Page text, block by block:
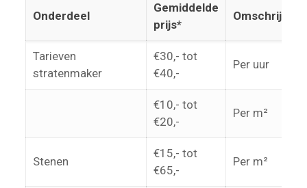
Onderdeel
Gemiddelde
prijs*
Omschrijving
Tarieven
stratenmaker
€30,- tot
€40,-
Per uur
€10,- tot
€20,-
Per m²
Stenen
€15,- tot
€65,-
Per m²